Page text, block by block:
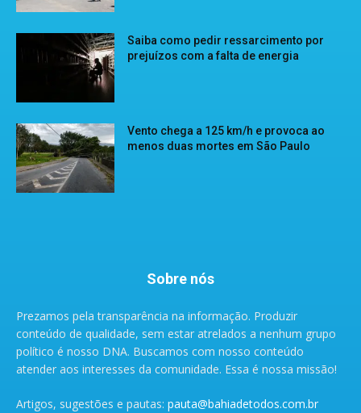
Saiba como pedir ressarcimento por
prejuízos com a falta de energia
Vento chega a 125 km/h e provoca ao
menos duas mortes em São Paulo
Sobre nós
Prezamos pela transparência na informação. Produzir
conteúdo de qualidade, sem estar atrelados a nenhum grupo
político é nosso DNA. Buscamos com nosso conteúdo
atender aos interesses da comunidade. Essa é nossa missão!
Artigos, sugestões e pautas: pauta@bahiadetodos.com.br